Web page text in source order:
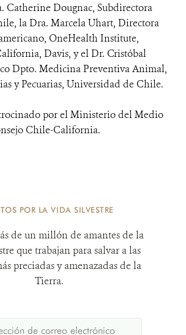
Catherine Dougnac, Subdirectora
la Dra. Marcela Uhart, Directora
OneHealth Institute,
Davis, y el Dr. Cristóbal
Dpto. Medicina Preventiva Animal,
y Pecuarias, Universidad de Chile.
por el Ministerio del Medio
Chile-California.
POR LA VIDA SILVESTRE
de un millón de amantes de la
que trabajan para salvar a las
preciadas y amenazadas de la
Tierra.